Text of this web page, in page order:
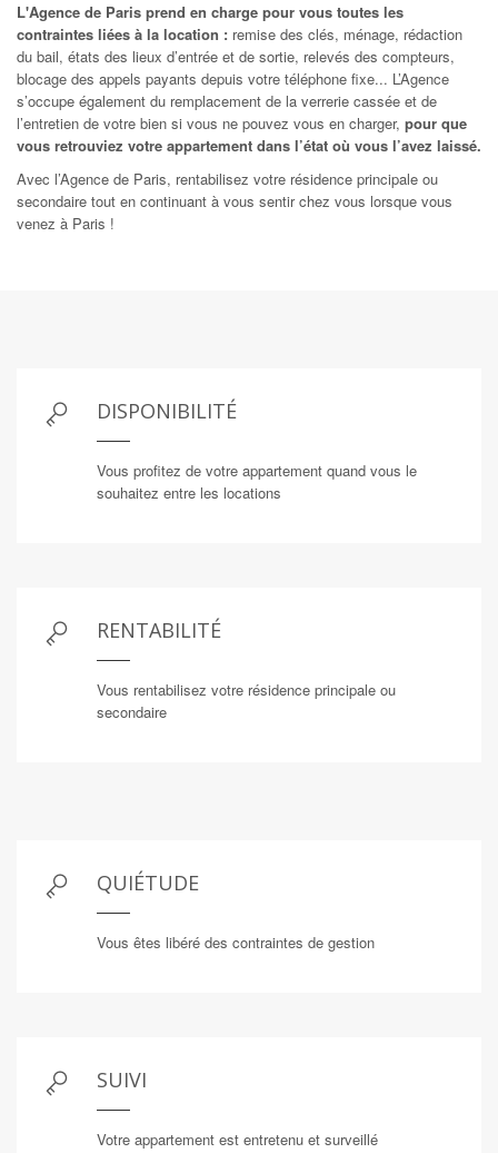
L'Agence de Paris prend en charge pour vous toutes les
contraintes liées à la location : remise des clés, ménage, rédaction
du bail, états des lieux d’entrée et de sortie, relevés des compteurs,
blocage des appels payants depuis votre téléphone fixe... L’Agence
s’occupe également du remplacement de la verrerie cassée et de
l’entretien de votre bien si vous ne pouvez vous en charger, pour que
vous retrouviez votre appartement dans l’état où vous l’avez laissé.
Avec l’Agence de Paris, rentabilisez votre résidence principale ou
secondaire tout en continuant à vous sentir chez vous lorsque vous
venez à Paris !
DISPONIBILITÉ
Vous profitez de votre appartement quand vous le
souhaitez entre les locations
RENTABILITÉ
Vous rentabilisez votre résidence principale ou
secondaire
QUIÉTUDE
Vous êtes libéré des contraintes de gestion
SUIVI
Votre appartement est entretenu et surveillé